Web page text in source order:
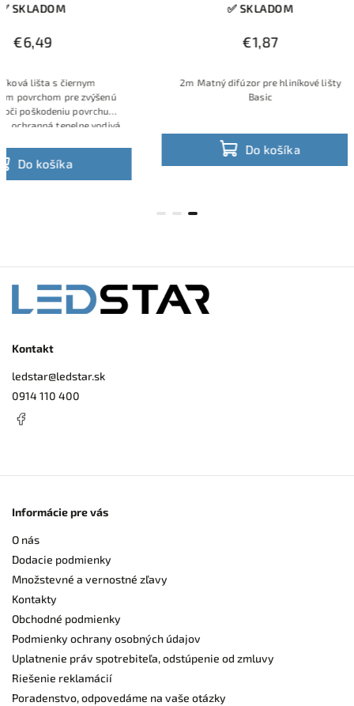
košíka
lišta s čiernym
pre zvýšenú
povrchu
tepelne vodivá
✅ SKLADOM
€1,87
Do košíka
2m Matný difúzor pre hliníkové lišty
Kontakt
ledstar@ledstar.sk
0914 110 400
Informácie pre vás
O nás
Dodacie podmienky
Množstevné a vernostné zľavy
Kontakty
Obchodné podmienky
Podmienky ochrany osobných údajov
Uplatnenie práv spotrebiteľa, odstúpenie od zmluvy
Riešenie reklamácií
Poradenstvo, odpovedáme na vaše otázky